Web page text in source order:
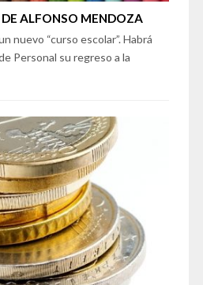
ALFONSO MENDOZA
nuevo “curso escolar”. Habrá
Personal su regreso a la